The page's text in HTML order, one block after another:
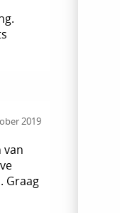
2019
van
Graag